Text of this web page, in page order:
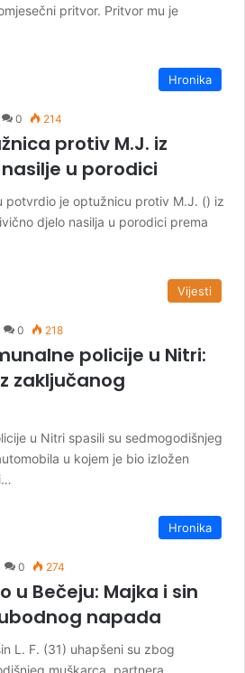
pritvor. Pritvor mu je
Hronika
0 214
protiv M.J. iz
u porodici
potvrdio je optužnicu protiv M.J. () iz
djelo nasilja u porodici prema
Vijesti
0 218
policije u Nitri:
zaključanog
u Nitri spasili su sedmogodišnjeg
u kojem je bio izložen
Hronika
0 274
u Bečeju: Majka i sin
napada
L. F. (31) uhapšeni su zbog